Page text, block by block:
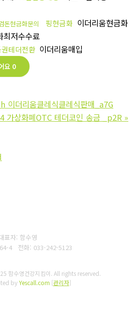
돈현금화문의 핑현금화 이더리움현금화
최저수수료
테더전환 이더리움매입
요 0
더리움클레식클레식판매_a7G
가상화폐OTC 테더코인 송금 _p2R »
표자: 함수영
4 전화: 033-242-5123
함수영건강지킴이. All rights reserved.
byYescall.com [관리자]